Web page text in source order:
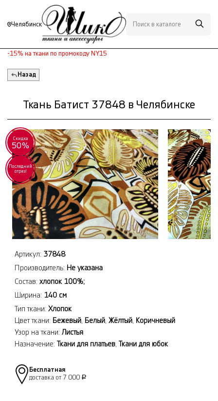
Челябинск
-15% на ткани по промокоду NY15
Назад
Ткань Батист 37848 в Челябинске
Скидка
50%
Последний
отрез!
Артикул: 37848
Производитель: Не указана
Состав: хлопок 100%;
Ширина: 140 см
Тип ткани: Хлопок
Цвет ткани: Бежевый Белый Жёлтый Коричневый
Узор на ткани: Листья
Назначение:
Ткани для платьев Ткани для юбок
Бесплатная
доставка от 7 000 Р